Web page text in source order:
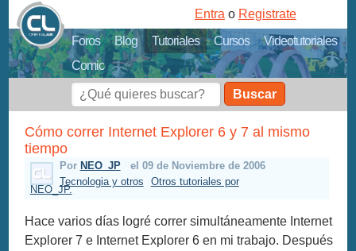
Foros Blog Tutoriales Cursos
Videotutoriales
Comic
Entra o Registrate
Buscar
Cómo correr Internet Explorer 6 y 7 al mismo
tiempo
Por NEO_JP
el 09 de Noviembre de 2006
Tecnologia y otros
Otros tutoriales por
NEO_JP.
Hace varios días logré correr simultáneamente Internet
Explorer 7 e Internet Explorer 6 en mi trabajo. Después